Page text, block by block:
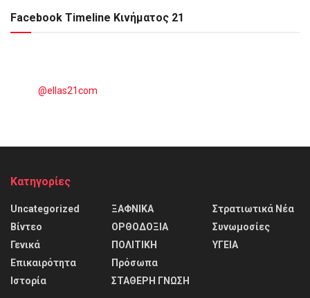
Facebook Timeline Κινήματος 21
@ellas21com
Kατηγορίες
Uncategorized
Βίντεο
Γενικά
Επικαιρότητα
Ιστορία
ΞΑΦΝΙΚΑ
ΟΡΘΟΔΟΞΙΑ
ΠΟΛΙΤΙΚΗ
Πρόσωπα
ΣΤΑΘΕΡΗ ΓΝΩΣΗ
Στρατιωτικά Νέα
Συνωμοσίες
ΥΓΕΙΑ